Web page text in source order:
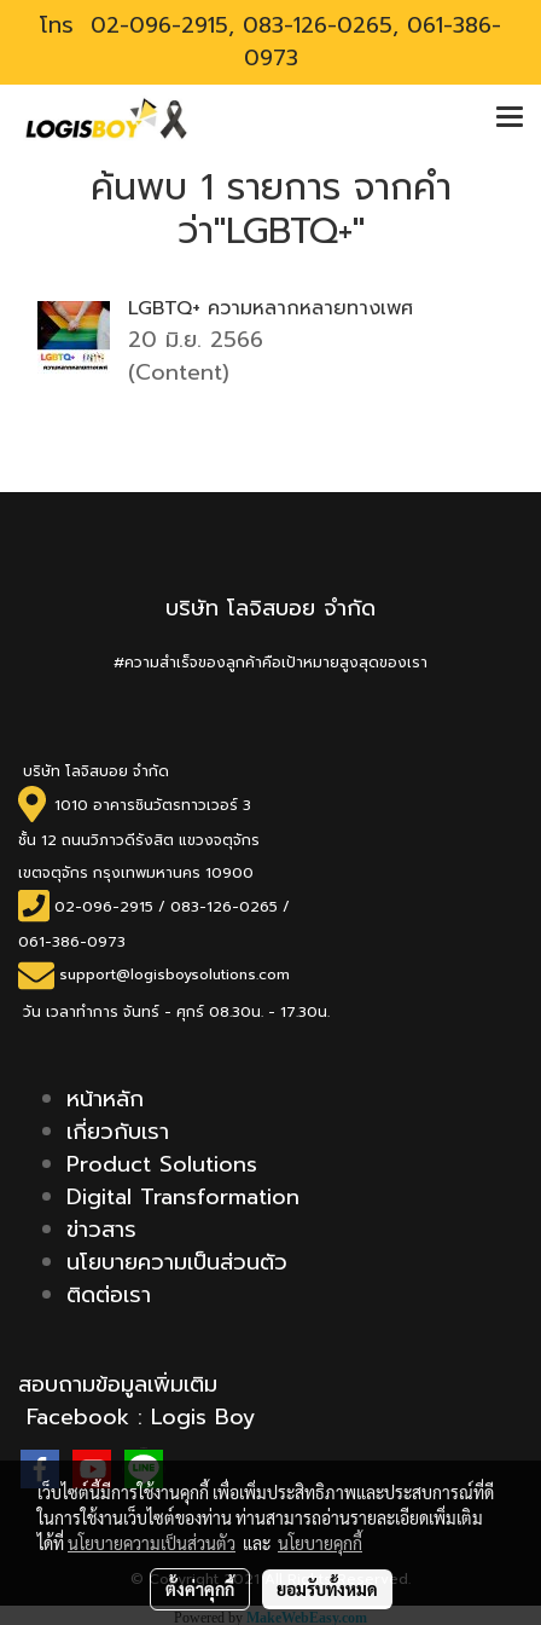
โทร 02-096-2915, 083-126-0265, 061-386-
0973
ค้นพบ 1 รายการ จากคำ
ว่า"LGBTQ+"
LGBTQ+ ความหลากหลายทางเพศ
20 มิ.ย. 2566
(Content)
บริษัท โลจิสบอย จำกัด
#ความสำเร็จของลูกค้าคือเป้าหมายสูงสุดของเรา
บริษัท โลจิสบอย จำกัด
1010 อาคารชินวัตรทาวเวอร์ 3
ชั้น 12 ถนนวิภาวดีรังสิต แขวงจตุจักร
เขตจตุจักร กรุงเทพมหานคร 10900
02-096-2915/083-126-0265 /
061-386-0973
support@logisboysolutions.com
วัน เวลาทำการ จันทร์ - ศุกร์ 08.30น. - 17.30น.
หน้าหลัก
เกี่ยวกับเรา
Product Solutions
Digital Transformation
ข่าวสาร
นโยบายความเป็นส่วนตัว
ติดต่อเรา
สอบถามข้อมูลเพิ่มเติม
Facebook : Logis Boy
© Copyright 2021 All Rights Reserved.
Powered by MakeWebEasy.com
เว็บไซต์นี้มีการใช้งานคุกกี้ เพื่อเพิ่มประสิทธิภาพและประสบการณ์ที่ดี
ในการใช้งานเว็บไซต์ของท่าน ท่านสามารถอ่านรายละเอียดเพิ่มเติม
ได้ที่นโยบายความเป็นส่วนตัว และ นโยบายคุกกี้
ตั้งค่าคุกกี้ ยอมรับทั้งหมด